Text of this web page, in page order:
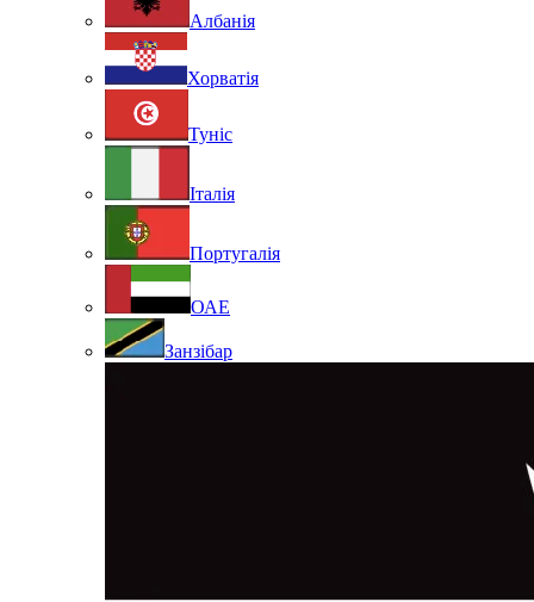
Албанія
Хорватія
Туніс
Італія
Португалія
ОАЕ
Занзібар